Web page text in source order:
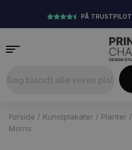
PÅ
Forside / Kunstplakater / Planter /
Morris